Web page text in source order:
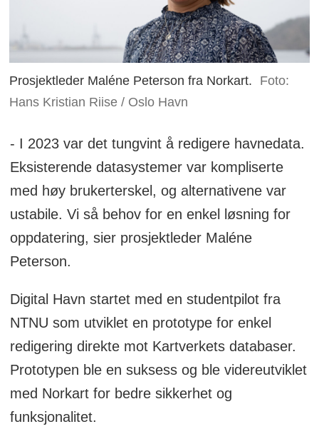
Prosjektleder Maléne Peterson fra Norkart.
Foto:
Hans Kristian Riise / Oslo Havn
- I 2023 var det tungvint å redigere havnedata.
Eksisterende datasystemer var kompliserte
med høy brukerterskel, og alternativene var
ustabile. Vi så behov for en enkel løsning for
oppdatering, sier prosjektleder Maléne
Peterson.
Digital Havn startet med en studentpilot fra
NTNU som utviklet en prototype for enkel
redigering direkte mot Kartverkets databaser.
Prototypen ble en suksess og ble videreutviklet
med Norkart for bedre sikkerhet og
funksjonalitet.